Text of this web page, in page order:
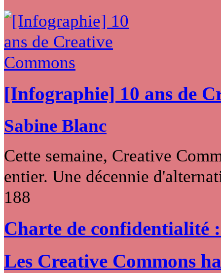
[Infographie] 10 ans de
Sabine Blanc
Cette semaine, Creative
entier. Une décennie
188
Charte de confidentialité
Les Creative Commons